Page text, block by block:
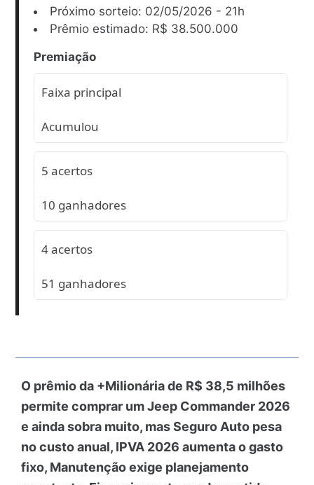
Próximo sorteio: 02/05/2026 - 21h
Prêmio estimado: R$ 38.500.000
Premiação
Faixa principal
Acumulou
5 acertos
10 ganhadores
4 acertos
51 ganhadores
O prêmio da +Milionária de R$ 38,5 milhões
permite comprar um Jeep Commander 2026
e ainda sobra muito, mas Seguro Auto pesa
no custo anual, IPVA 2026 aumenta o gasto
fixo, Manutenção exige planejamento